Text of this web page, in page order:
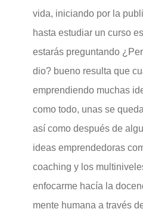
vida, iniciando por la
hasta estudiar un curso
estarás preguntando
dio? bueno resulta que
emprendiendo muchas
como todo, unas se
así como después de
ideas emprendedoras
coaching y los
enfocarme hacía la
mente humana a través